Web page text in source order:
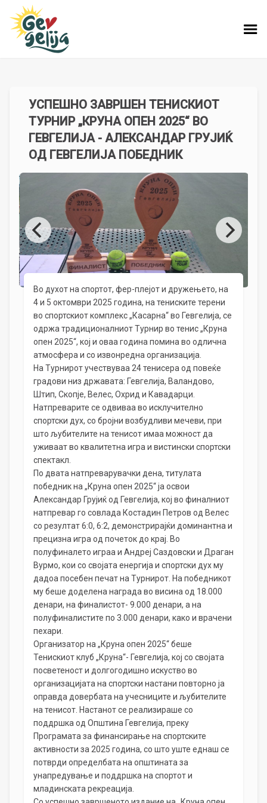
УСПЕШНО ЗАВРШЕН ТЕНИСКИОТ
ТУРНИР „КРУНА ОПЕН 2025“ ВО
ГЕВГЕЛИЈА - АЛЕКСАНДАР ГРУЈИЌ
ОД ГЕВГЕЛИЈА ПОБЕДНИК
Во духот на спортот, фер-плејот и дружењето, на
4 и 5 октомври 2025 година, на тениските терени
во спортскиот комплекс „Касарна“ во Гевгелија, се
одржа традиционалниот Турнир во тенис „Круна
опен 2025“, кој и оваа година помина во одлична
атмосфера и со извонредна организација.
На Турнирот учествуваа 24 тенисерa од повеќе
градови низ државата: Гевгелија, Валандово,
Штип, Скопје, Велес, Охрид и Кавадарци.
Натпреварите се одвиваа во исклучително
спортски дух, со бројни возбудливи мечеви, при
што љубителите на тенисот имаа можност да
уживаат во квалитетна игра и вистински спортски
спектакл.
По двата натпреварувачки дена, титулата
победник на „Круна опен 2025“ ја освои
Александар Грујиќ од Гевгелија, кој во финалниот
натпревар го совлада Костадин Петров од Велес
со резултат 6:0, 6:2, демонстрирајќи доминантна и
прецизна игра од почеток до крај. Во
полуфиналето играа и Андреј Саздовски и Драган
Вурмо, кои со својата енергија и спортски дух му
дадоа посебен печат на Tурнирот. На победникот
му беше доделена награда во висина од 18.000
денари, на финалистот- 9.000 денари, а на
полуфиналистите по 3.000 денари, како и врачени
пехари.
Организатор на „Круна опен 2025“ беше
Тенискиот клуб „Круна“- Гевгелија, кој со својата
посветеност и долгогодишно искуство во
организацијата на спортски настани повторно ја
оправда довербата на учесниците и љубителите
на тенисот. Настанот се реализираше со
поддршка од Општина Гевгелија, преку
Програмата за финансирање на спортските
активности за 2025 година, со што уште еднаш се
потврди определбата на општината за
унапредување и поддршка на спортот и
младинската рекреација.